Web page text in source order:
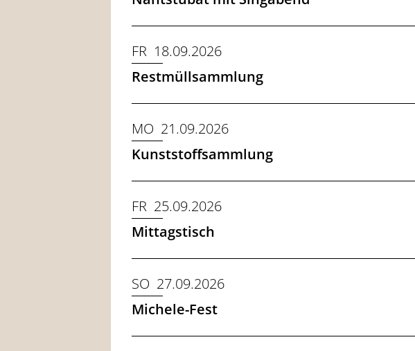
FR 18.09.2026
Restmüllsammlung
MO 21.09.2026
Kunststoffsammlung
FR 25.09.2026
Mittagstisch
SO 27.09.2026
Michele-Fest